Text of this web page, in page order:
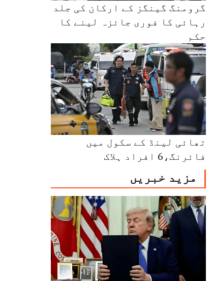
گرومنگ گینگز کے ارکان کی جلد
رہائی کا فوری جائزہ لینے کا
حکم
تھائی لینڈ کے سکول میں
فائرنگ،6 افراد ہلاک
مزید خبریں